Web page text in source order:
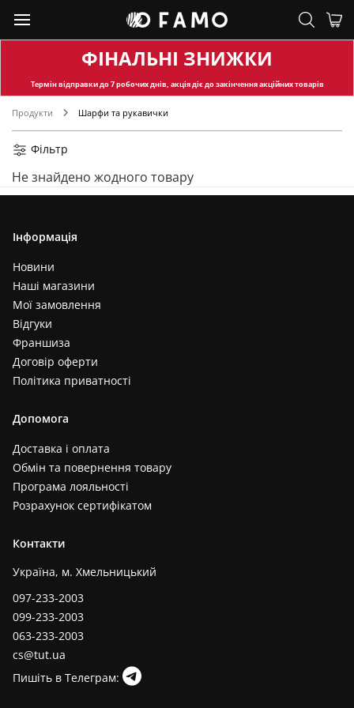
ФІНАЛЬНІ ЗНИЖКИ
Термін відправкидо 7 робочих днів, акція діє до закінчення акційних товарів
Продукти Шарфи та рукавички
Фільтр
Не знайдено жодного товару
Інформація
Новини
Наші магазини
Мої замовлення
Відгуки
Франшиза
Договір оферти
Політика приватності
Допомога
Доставка і оплата
Обмін та повернення товару
Програма лояльності
Розрахунок сертифікатом
Контакти
Україна, м. Хмельницький
097-233-2003
099-233-2003
063-233-2003
cs@tut.ua
Пишіть в Телеграм: